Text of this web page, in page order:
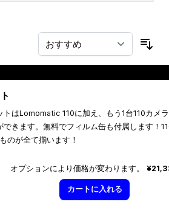
トはLomomatic 110に加え、もう1台110カメ
できます。無料でフィルム缶も付属します！
のが全て揃います！
オプションにより価格が変わります。
カートに入れる